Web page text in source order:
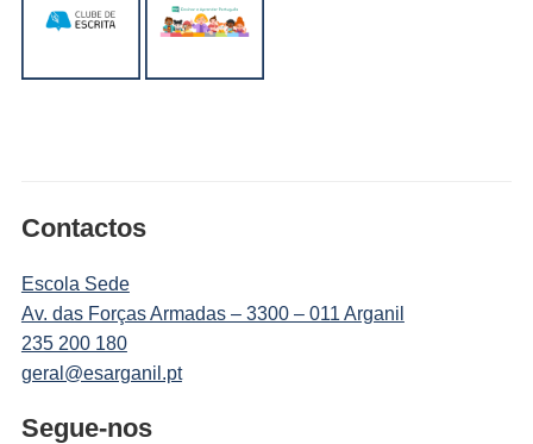
Contactos
Escola Sede
Av. das Forças Armadas – 3300 – 011 Arganil
235 200 180
geral@esarganil.pt
Segue-nos